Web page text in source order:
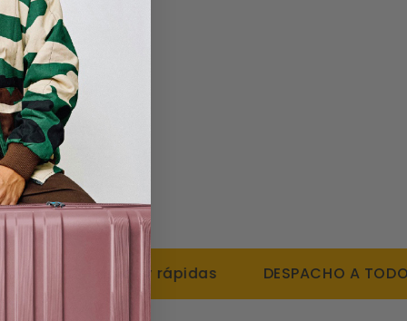
x 55 cm
(4 dobles)
clave TSA.
un 20% más de su capacidad
aluminio
simples y rápidas DESPACHO A TODO